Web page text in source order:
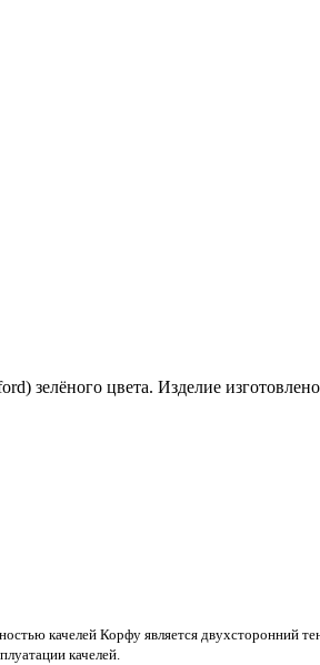
зелёного цвета. Изделие
качелей Корфу является двухсторонний
качелей.